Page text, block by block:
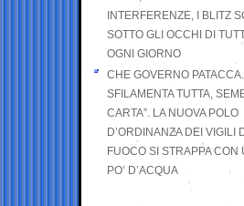
INTERFERENZE, I BLITZ
SOTTO GLI OCCHI DI
OGNI GIORNO
CHE GOVERNO PATACCA.
SFILAMENTA TUTTA,
CARTA”. LA NUOVA POLO
D’ORDINANZA DEI VIGILI
FUOCO SI STRAPPA CON
PO’ D’ACQUA